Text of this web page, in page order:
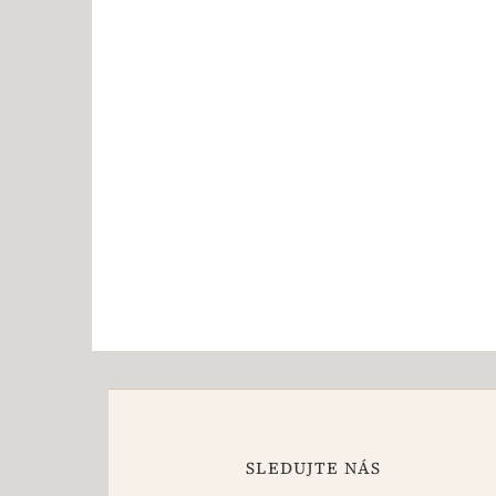
SLEDUJTE NÁS